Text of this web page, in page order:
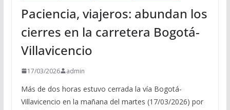
Paciencia, viajeros: abundan los
cierres en la carretera Bogotá-
Villavicencio
17/03/2026 admin
Más de dos horas estuvo cerrada la vía Bogotá-
Villavicencio en la mañana del martes (17/03/2026) por